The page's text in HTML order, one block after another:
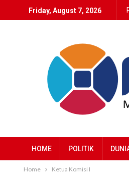
Friday, August 7, 2026
HOME POLITIK
Home Ketua Komisi I